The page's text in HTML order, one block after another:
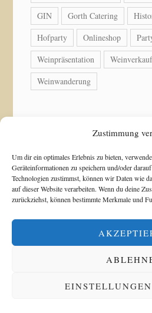
Zustimmung
Um dir ein optimales Erlebnis zu bieten,
Geräteinformationen zu speichern und/oder
Technologien zustimmst, können wir Daten wie
auf dieser Website verarbeiten. Wenn du deine
zurückziehst, können bestimmte Merkmale und
GIN
Gorth Catering
Hofparty
Onlineshop
Weinpräsentation
Weinwanderung
Rechte
Blossom Shop | Entwickelt
Präsentiert vonWordPress.
Alle Preise inkl. der